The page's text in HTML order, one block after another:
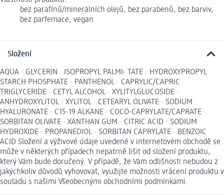
bez parafínů/minerálních olejů, bez parabenů, bez barviv,
bez parfemace, vegan
Složení
AQUA · GLYCERIN · ISOPROPYL PALMI- TATE · HYDROXYPROPYL
STARCH PHOSPHATE · PANTHENOL · CAPRYLIC/CAPRIC
TRIGLYCERIDE · CETYL ALCOHOL · XYLITYLGLUCOSIDE ·
ANHYDROXYLITOL · XYLITOL · CETEARYL OLIVATE · SODIUM
HYALURONATE · C15-19 ALKANE · COCO-CAPRYLATE/CAPRATE ·
SORBITAN OLIVATE · XANTHAN GUM · CITRIC ACID · SODIUM
HYDROXIDE · PROPANEDIOL · SORBITAN CAPRYLATE · BENZOIC
ACID Složení a výživové údaje uvedené v internetovém obchodě se
může v některých případech nepatrně lišit od složení produktu,
který Vám bude doručený. V případě, že Vám odlišnosti nebudou z
jakýchkoliv důvodů vyhovovat, využijte možnosti vrácení produktu v
souladu s našimi Všeobecnými obchodními podmínkami.